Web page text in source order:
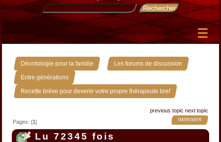
Déontologie pour la famille » Les forums de discussion »
Entre générations »
Recette brève pour devenir votre propre thérapeute bref
previous topic next topic
IMPRIMER
Pages: [1]
Lu 72345 fois